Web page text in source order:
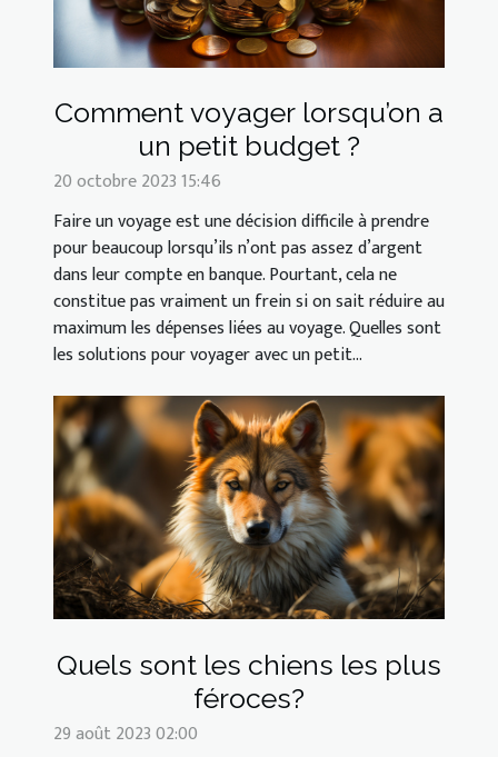
Comment voyager lorsqu’on a
un petit budget ?
20 octobre 2023 15:46
Faire un voyage est une décision difficile à prendre
pour beaucoup lorsqu’ils n’ont pas assez d’argent
dans leur compte en banque. Pourtant, cela ne
constitue pas vraiment un frein si on sait réduire au
maximum les dépenses liées au voyage. Quelles sont
les solutions pour voyager avec un petit...
Quels sont les chiens les plus
féroces?
29 août 2023 02:00